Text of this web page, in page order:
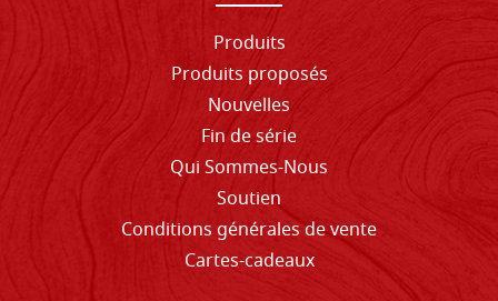
Produits
Produits proposés
Nouvelles
Fin de série
Qui Sommes-Nous
Soutien
Conditions générales de vente
Cartes-cadeaux